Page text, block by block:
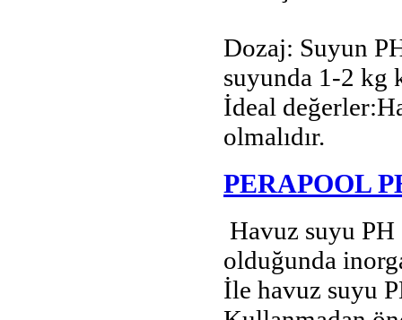
Dozaj: Suyun
suyunda 1-2 kg
İdeal
olmalıdır.
PERAPOOL
Havuz suyu PH
olduğunda
İle havuz suyu